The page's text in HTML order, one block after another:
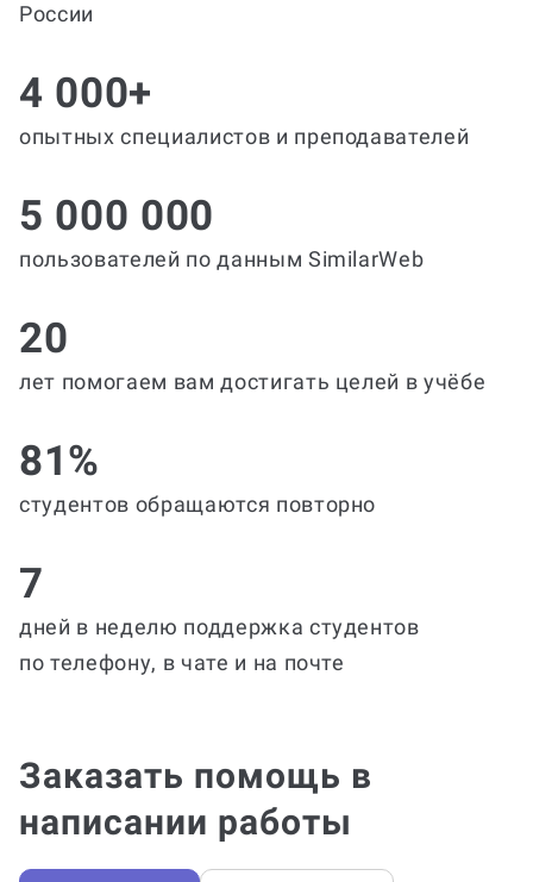
России
4 000+
опытных специалистов и преподавателей
5 000 000
пользователей по данным SimilarWeb
20
лет помогаем вам достигать целей в учёбе
81%
студентов обращаются повторно
7
дней в неделю поддержка студентов
по телефону, в чате и на почте
Заказать помощь в
написании работы